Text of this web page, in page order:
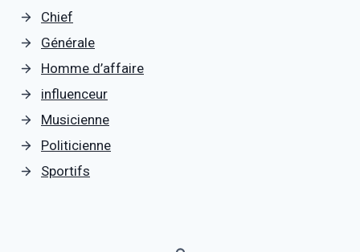
Chief
Générale
Homme d’affaire
influenceur
Musicienne
Politicienne
Sportifs